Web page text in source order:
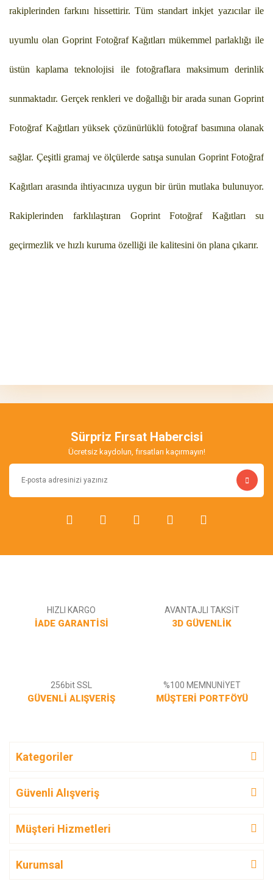
rakiplerinden farkını hissettirir. Tüm standart inkjet yazıcılar ile
uyumlu olan Goprint Fotoğraf Kağıtları mükemmel parlaklığı ile
üstün kaplama teknolojisi ile fotoğraflara maksimum derinlik
sunmaktadır. Gerçek renkleri ve doğallığı bir arada sunan Goprint
Fotoğraf Kağıtları yüksek çözünürlüklü fotoğraf basımına olanak
sağlar. Çeşitli gramaj ve ölçülerde satışa sunulan Goprint Fotoğraf
Kağıtları arasında ihtiyacınıza uygun bir ürün mutlaka bulunuyor.
Rakiplerinden farklılaştıran Goprint Fotoğraf Kağıtları su
geçirmezlik ve hızlı kuruma özelliği ile kalitesini ön plana çıkarır.
Yorum Yaz
Ürün bilgilerinde hatalar bulunuyor.
Ürün fiyatı diğer sitelerden daha pahalı.
Bu ürüne benzer farklı alternatifler olmalı.
Sürpriz Fırsat Habercisi
Ücretsiz kaydolun, fırsatları kaçırmayın!
HIZLI KARGO
İADE GARANTİSİ
AVANTAJLI TAKSİT
3D GÜVENLİK
256bit SSL
GÜVENLİ ALIŞVERİŞ
%100 MEMNUNİYET
MÜŞTERİ PORTFÖYÜ
Kategoriler
Güvenli Alışveriş
Müşteri Hizmetleri
Kurumsal